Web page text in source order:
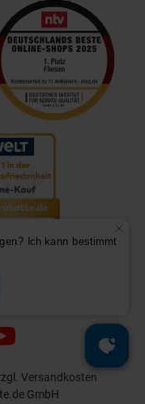
Versandkosten
GmbH